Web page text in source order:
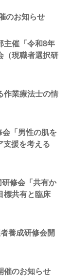
のお知らせ
主催「令和8年
（現職者選択研
作業療法士の情
「男性の肌を
援を考える
修会「共有か
標共有と臨床
養成研修会開
催のお知らせ